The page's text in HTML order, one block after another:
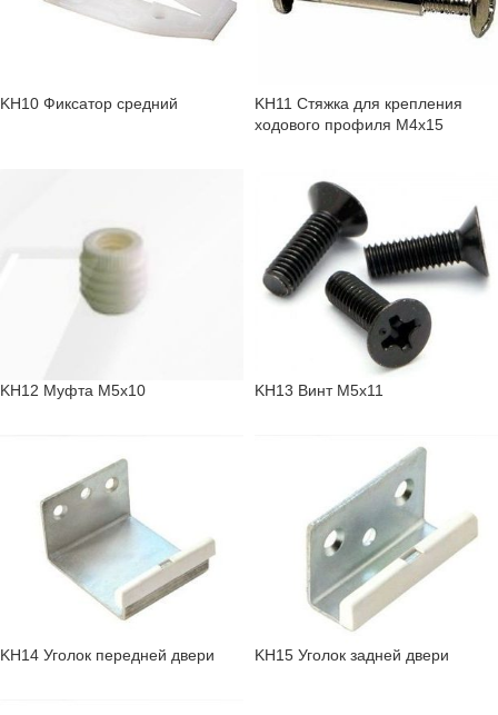
KH10 Фиксатор средний
KH11 Стяжка для крепления
ходового профиля М4х15
KH12 Муфта М5х10 KH13 Винт М5х11
KH14 Уголок передней двери KH15 Уголок задней двери